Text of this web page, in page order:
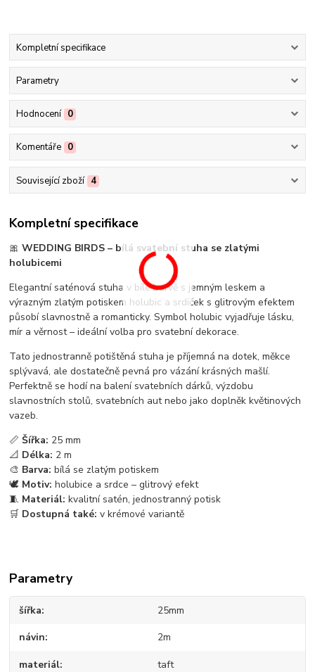
Kompletní specifikace
Parametry
Hodnocení 0
Komentáře 0
Související zboží 4
Kompletní specifikace
🎀WEDDING BIRDS – bílá svatební stuha se zlatými
holubicemi
Elegantní saténová stuha v bílé barvě s jemným leskem a
výrazným zlatým potiskem holubic a srdíček s glitrovým efektem
působí slavnostně a romanticky. Symbol holubic vyjadřuje lásku,
mír a věrnost – ideální volba pro svatební dekorace.
Tato jednostranně potištěná stuha je příjemná na dotek, měkce
splývavá, ale dostatečně pevná pro vázání krásných mašlí.
Perfektně se hodí na balení svatebních dárků, výzdobu
slavnostních stolů, svatebních aut nebo jako doplněk květinových
vazeb.
📏Šířka: 25 mm
📐 Délka: 2 m
🎨 Barva: bílá se zlatým potiskem
🕊️ Motiv: holubice a srdce – glitrový efekt
🧵 Materiál: kvalitní satén, jednostranný potisk
🛒 Dostupná také: v krémové variantě
Parametry
šířka 25mm
návin 2m
materiál taft